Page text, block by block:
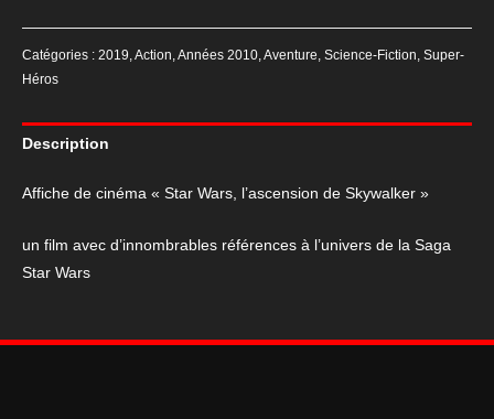
Catégories : 2019 Action Années 2010 Aventure Science-Fiction Super-
Héros
Description
Affiche de cinéma « Star Wars, l’ascension de Skywalker »
un film avec d’innombrables références à l’univers de la Saga
Star Wars